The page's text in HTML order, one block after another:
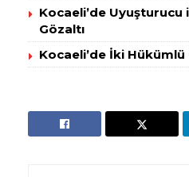
Kocaeli’de Uyuşturucu
Gözaltı
Kocaeli’de İki